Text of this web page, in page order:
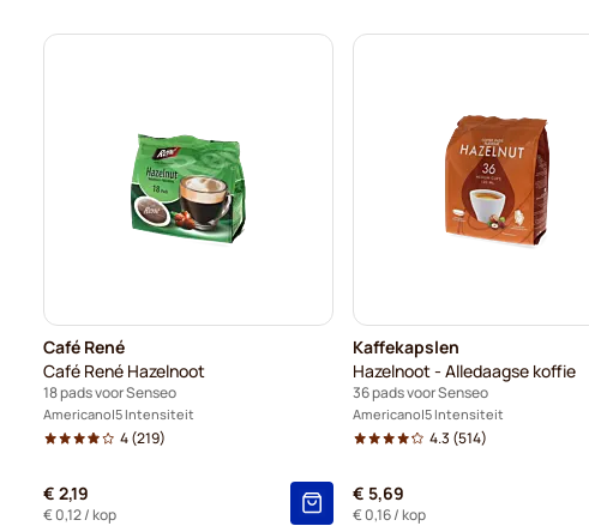
Café René
Café René Hazelnoot
18 pads voor Senseo
Americano 5 Intensiteit
4(219)
€ 2,19
€ 0,12/ kop
Kaffekapslen
Hazelnoot - Alledaagse koffie
36 pads voor Senseo
Americano 5 Intensiteit
4.3 (514)
€ 5,69
€ 0,16/ kop